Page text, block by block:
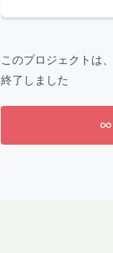
このプロジェクトは、
終了しました